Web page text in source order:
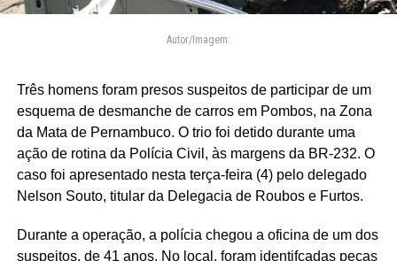
Autor/Imagem:
Três homens foram presos suspeitos de participar de um
esquema de desmanche de carros em Pombos, na Zona
da Mata de Pernambuco. O trio foi detido durante uma
ação de rotina da Polícia Civil, às margens da BR-232. O
caso foi apresentado nesta terça-feira (4) pelo delegado
Nelson Souto, titular da Delegacia de Roubos e Furtos.
Durante a operação, a polícia chegou a oficina de um dos
suspeitos, de 41 anos. No local, foram identifcadas peças